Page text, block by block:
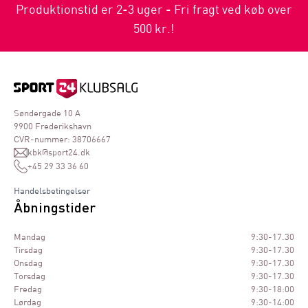
Produktionstid er 2-3 uger - Fri fragt ved køb over
500 kr.!
Søndergade 10 A
9900 Frederikshavn
CVR-nummer: 38706667
kbk@sport24.dk
+45 29 33 36 60
Handelsbetingelser
Åbningstider
Mandag
9:30-17.30
Tirsdag
9:30-17.30
Onsdag
9:30-17.30
Torsdag
9:30-17.30
Fredag
9:30-18:00
Lørdag
9:30-14:00